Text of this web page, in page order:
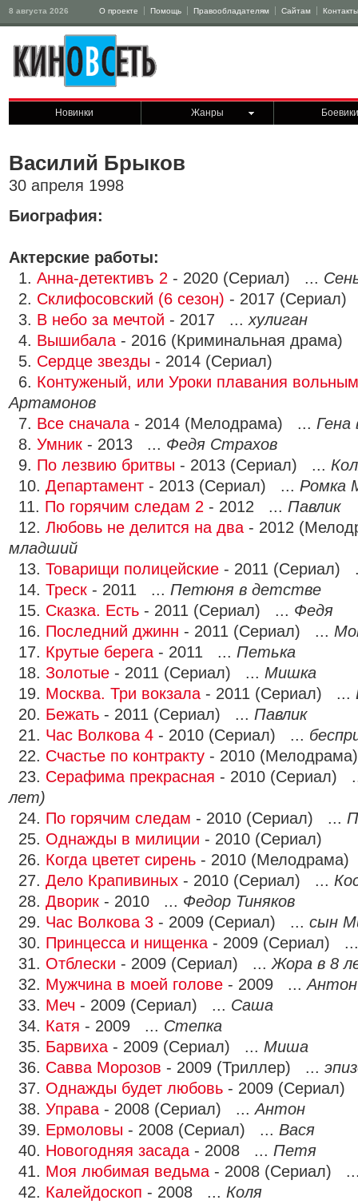
8 августа 2026 О проекте Помощь Правообладателям Сайтам Контакты
Новинки Жанры Боевики
Василий Брыков
30 апреля 1998
Биография:
Актерские работы:
1. Анна-детективъ 2 - 2020 (Сериал) ...
2. Склифосовский (6 сезон) - 2017
3. В небо за мечтой - 2017 ... хулиган
4. Вышибала - 2016 (Криминальная
5. Сердце звезды - 2014 (Сериал)
6. Контуженый, или Уроки плавания
Артамонов
7. Все сначала - 2014 (Мелодрама) ...
8. Умник - 2013 ... Федя Страхов
9. По лезвию бритвы - 2013 (Сериал) ...
10. Департамент - 2013 (Сериал) ... Ромка
11. По горячим следам 2 - 2012 ... Павлик
12. Любовь не делится на два - 2012
младший
13. Товарищи полицейские - 2011 (Сериал)
14. Треск - 2011 ... Петюня в детстве
15. Сказка. Есть - 2011 (Сериал) ... Федя
16. Последний джинн - 2011 (Сериал) ...
17. Крутые берега - 2011 ... Петька
18. Золотые - 2011 (Сериал) ... Мишка
19. Москва. Три вокзала - 2011 (Сериал) ...
20. Бежать - 2011 (Сериал) ... Павлик
21. Час Волкова 4 - 2010 (Сериал) ...
22. Счастье по контракту - 2010
23. Серафима прекрасная - 2010 (Сериал)
лет)
24. По горячим следам - 2010 (Сериал) ...
25. Однажды в милиции - 2010 (Сериал)
26. Когда цветет сирень - 2010
27. Дело Крапивиных - 2010 (Сериал) ...
28. Дворик - 2010 ... Федор Тиняков
29. Час Волкова 3 - 2009 (Сериал) ... сын
30. Принцесса и нищенка - 2009 (Сериал)
31. Отблески - 2009 (Сериал) ... Жора в 8
32. Мужчина в моей голове - 2009 ...Антон
33. Меч - 2009 (Сериал) ... Саша
34. Катя - 2009 ... Степка
35. Барвиха - 2009 (Сериал) ... Миша
36. Савва Морозов - 2009 (Триллер) ...
37. Однажды будет любовь - 2009
38. Управа - 2008 (Сериал) ...Антон
39. Ермоловы - 2008 (Сериал) ... Вася
40. Новогодняя засада - 2008 ... Петя
41. Моя любимая ведьма - 2008 (Сериал)
42. Калейдоскоп - 2008 ... Коля